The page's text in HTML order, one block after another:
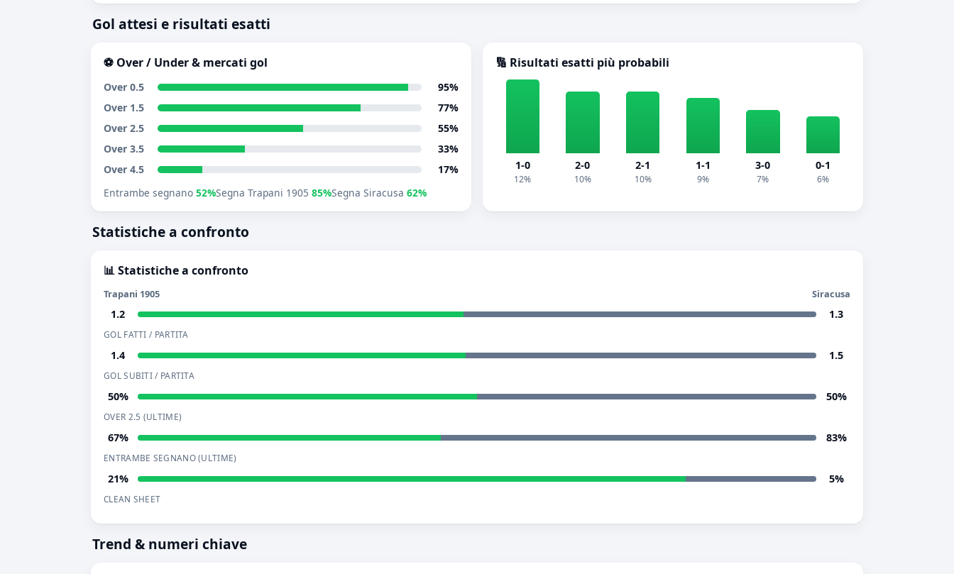
Gol attesi e risultati esatti
⚽ Over / Under & mercati gol
Over 0.5
95%
Over 1.5
77%
Over 2.5
55%
Over 3.5
33%
Over 4.5
17%
Entrambe segnano 52%Segna Trapani 1905 85%Segna Siracusa 62%
🔢 Risultati esatti più probabili
1-0
12%
2-0
10%
2-1
10%
1-1
9%
3-0
7%
0-1
6%
Statistiche a confronto
📊 Statistiche a confronto
Trapani 1905 Siracusa
1.2 1.3
GOL FATTI / PARTITA
1.4 1.5
GOL SUBITI / PARTITA
50% 50%
OVER 2.5 (ULTIME)
67% 83%
ENTRAMBE SEGNANO (ULTIME)
21% 5%
CLEAN SHEET
Trend & numeri chiave